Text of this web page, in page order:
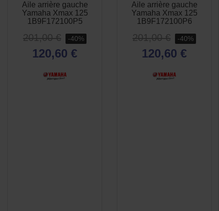
Aile arrière gauche
Yamaha Xmax 125
1B9F172100P5
201,00 € -40%
120,60 €
Aile arrière gauche
Yamaha Xmax 125
1B9F172100P6
201,00 € -40%
120,60 €
 APERÇU
RAPIDE
 APERÇU
RAPIDE